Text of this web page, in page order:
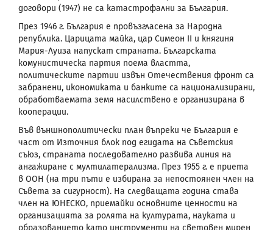
договори (1947) не са катастрофални за България.
През 1946 г. България е провъзгласена за Народна
република. Царицата майка, цар Симеон ІІ и княгиня
Мария-Луиза напускат страната. Българската
комунистическа партия поема властта,
политическите партии извън Отечествения фронт са
забранени, икономиката и банките са национализирани,
обработваемата земя насилствено е организирана в
кооперации.
Във външнополитически план въпреки че България е
част от Източния блок под егидата на Съветския
съюз, страната последователно развива линия на
ангажиране с мултилатерализма. През 1955 г. е приета
в ООН (на три пъти е избирана за непостоянен член на
Съвета за сигурност). На следващата година става
член на ЮНЕСКО, приемайки основните ценности на
организацията за ролята на културата, науката и
образованието като инструменти на световен мирен